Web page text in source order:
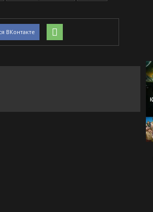
ВКонтакте